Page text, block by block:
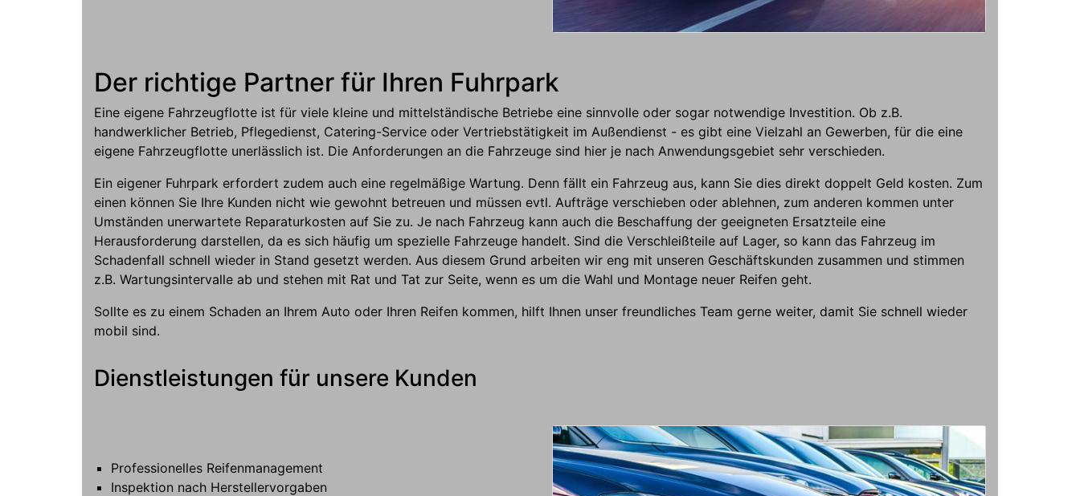
Der richtige Partner für Ihren Fuhrpark
Eine eigene Fahrzeugflotte ist für viele kleine und mittelständische Betriebe eine sinnvolle oder sogar notwendige Investition. Ob z.B.
handwerklicher Betrieb, Pflegedienst, Catering-Service oder Vertriebstätigkeit im Außendienst - es gibt eine Vielzahl an Gewerben, für die eine
eigene Fahrzeugflotte unerlässlich ist. Die Anforderungen an die Fahrzeuge sind hier je nach Anwendungsgebiet sehr verschieden.
Ein eigener Fuhrpark erfordert zudem auch eine regelmäßige Wartung. Denn fällt ein Fahrzeug aus, kann Sie dies direkt doppelt Geld kosten. Zum
einen können Sie Ihre Kunden nicht wie gewohnt betreuen und müssen evtl. Aufträge verschieben oder ablehnen, zum anderen kommen unter
Umständen unerwartete Reparaturkosten auf Sie zu. Je nach Fahrzeug kann auch die Beschaffung der geeigneten Ersatzteile eine
Herausforderung darstellen, da es sich häufig um spezielle Fahrzeuge handelt. Sind die Verschleißteile auf Lager, so kann das Fahrzeug im
Schadenfall schnell wieder in Stand gesetzt werden. Aus diesem Grund arbeiten wir eng mit unseren Geschäftskunden zusammen und stimmen
z.B. Wartungsintervalle ab und stehen mit Rat und Tat zur Seite, wenn es um die Wahl und Montage neuer Reifen geht.
Sollte es zu einem Schaden an Ihrem Auto oder Ihren Reifen kommen, hilft Ihnen unser freundliches Team gerne weiter, damit Sie schnell wieder
mobil sind.
Dienstleistungen für unsere Kunden
Professionelles Reifenmanagement
Inspektion nach Herstellervorgaben
Dienstleistungen für unsere Flottenkunden.jpg